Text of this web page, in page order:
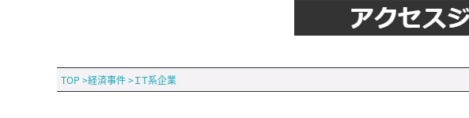
TOP >経済事件>ＩＴ系企業